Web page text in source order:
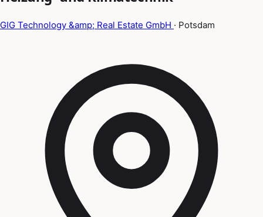
GIG Technology &amp; Real Estate GmbH · Potsdam